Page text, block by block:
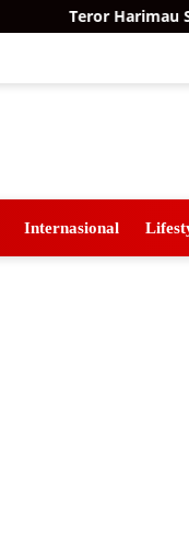
Teror Harimau
Internasional